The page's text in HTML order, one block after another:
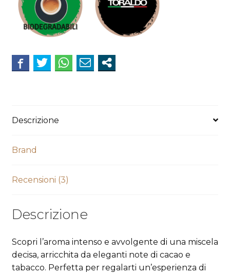
Descrizione
Brand
Recensioni (3)
Descrizione
Scopri l’aroma intenso e avvolgente di una miscela
decisa, arricchita da eleganti note di cacao e
tabacco. Perfetta per regalarti un’esperienza di